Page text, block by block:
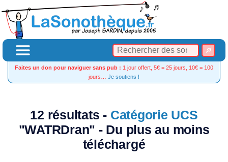
Faites un don pour naviguer sans pub : 1 jour offert, 5€ = 25 jours, 10€ = 100
jours… Je soutiens !
12 résultats - Catégorie UCS
"WATRDran" - Du plus au moins
téléchargé